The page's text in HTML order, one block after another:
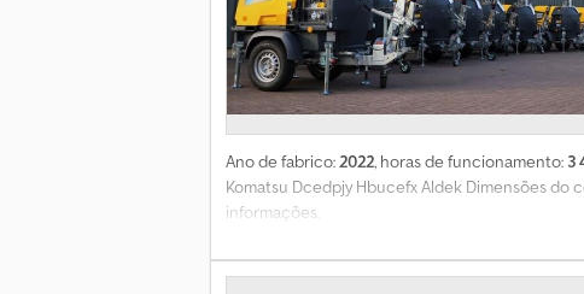
Ano de fabrico:2022, horas de funcionamento: 3
Komatsu Dcedpjy Hbucefx Aldek Dimensões do
informações.